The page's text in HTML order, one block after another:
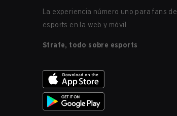
La experiencia número uno para fans de
esports en la web y móvil.
Strafe, todo sobre esports